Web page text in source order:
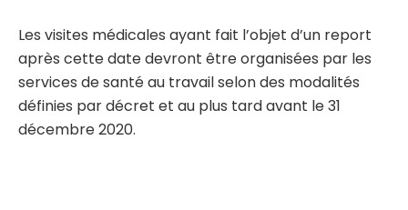
Les visites médicales ayant fait l’objet d’un report
après cette date devront être organisées par les
services de santé au travail selon des modalités
définies par décret et au plus tard avant le 31
décembre 2020.